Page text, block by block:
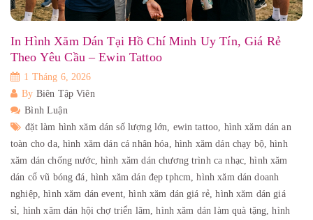
In Hình Xăm Dán Tại Hồ Chí Minh Uy Tín, Giá Rẻ
Theo Yêu Cầu – Ewin Tattoo
1 Tháng 6, 2026
By Biên Tập Viên
Bình Luận
đặt làm hình xăm dán số lượng lớn, ewin tattoo, hình xăm dán an
toàn cho da, hình xăm dán cá nhân hóa, hình xăm dán chạy bộ,hình
xăm dán chống nước,hình xăm dán chương trình ca nhạc,hình xăm
dán cổ vũ bóng đá, hình xăm dán đẹp tphcm,hình xăm dán doanh
nghiệp,hình xăm dán event,hình xăm dán giá rẻ,hình xăm dán giá
sỉ, hình xăm dán hội chợ triển lãm,hình xăm dán làm quà tặng,hình